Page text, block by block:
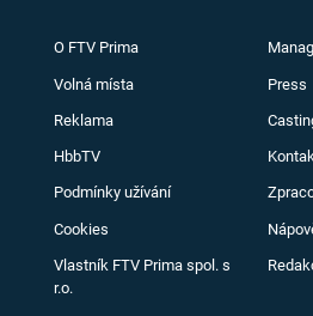
O FTV Prima
Volná místa Press
Reklama
HbbTV
Podmínky užívání
Cookies
Vlastník FTV Prima spol. s
r.o.